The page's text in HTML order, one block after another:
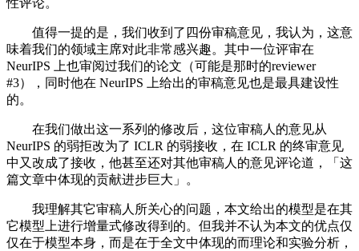
值得一提的是，我们收到了四份审稿意见，我认为，这意
味着我们的领域主席对此非常感兴趣。其中一位评审在
NeurIPS 上也审阅过我们的论文（可能是那时的reviewer
#3），同时他在 NeurIPS 上给出的审稿意见也是最具建设性
的。
在我们做出这一系列的修改后，这位审稿人的意见从
NeurIPS 的弱拒改为了 ICLR 的弱接收，在 ICLR 的终审意见
中又改成了接收，他甚至还对其他审稿人的意见评论道，「这
篇文章中体现的贡献进步巨大」。
我理解其它审稿人所关心的问题，本文给出的模型是在其
它模型上进行增量式修改得到的。但我并不认为本文的优点仅
仅在于模型本身，而是在于全文中体现的而理论和实验分析，